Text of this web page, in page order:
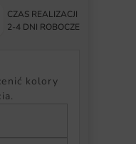
CZAS REALIZACJI
2-4 DNI ROBOCZE
kolory